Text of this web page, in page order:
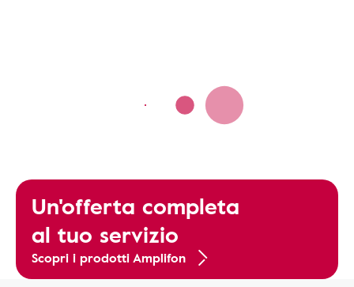
Un'offerta completa
al tuo servizio
Scopri i prodotti Amplifon